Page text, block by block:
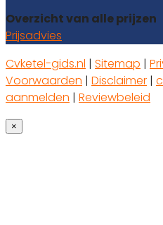
Overzicht van alle prijzen
Prijsadvies
Cvketel-gids.nl | Sitemap |
Voorwaarden | Disclaimer |
aanmelden | Reviewbeleid
×